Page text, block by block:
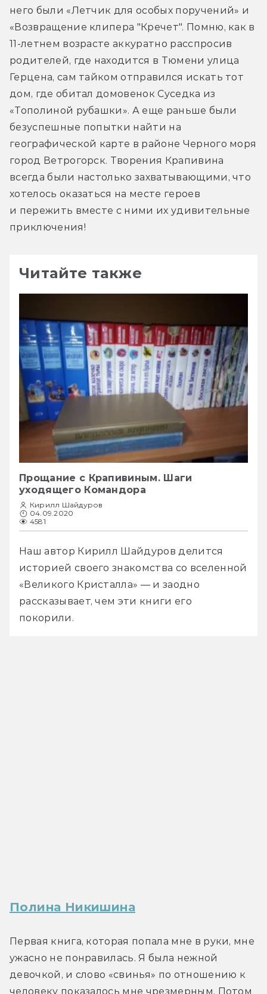
него были «Летчик для особых поручений» и
«Возвращение клипера "Кречет". Помню, как в
11-летнем возрасте аккуратно расспросив
родителей, где находится в Тюмени улица
Герцена, сам тайком отправился искать тот
дом, где обитал домовенок Суседка из
«Тополиной рубашки». А еще раньше были
безуспешные попытки найти на
географической карте в районе Черного моря
город Ветрогорск. Творения Крапивина
всегда были настолько захватывающими, что
хотелось оказаться на месте героев
и пережить вместе с ними их удивительные
приключения!
Читайте также
Прощание с Крапивиным. Шаги
уходящего Командора
Кирилл Шайдуров
04.09.2020
4581
Наш автор Кирилл Шайдуров делится
историей своего знакомства со вселенной
«Великого Кристалла» — и заодно
рассказывает, чем эти книги его
покорили.
Полина Никишина
Первая книга, которая попала мне в руки, мне
ужасно не понравилась. Я была нежной
девочкой, и слово «свинья» по отношению к
человеку показалось мне чрезмерным. Потом